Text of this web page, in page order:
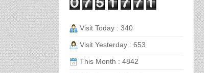
BALO LAPTOP MS :
CẶP HỌC SINH MS:
TN 5014
Visit Today : 340
Visit Yesterday : 653
This Month : 4842